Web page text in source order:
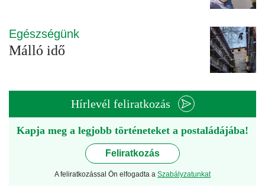
Egészségünk
Málló idő
Hírlevél feliratkozás
Kapja meg a legjobb történeteket a postaládájába!
Feliratkozás
A feliratkozással Ön elfogadta a Szabályzatunkat